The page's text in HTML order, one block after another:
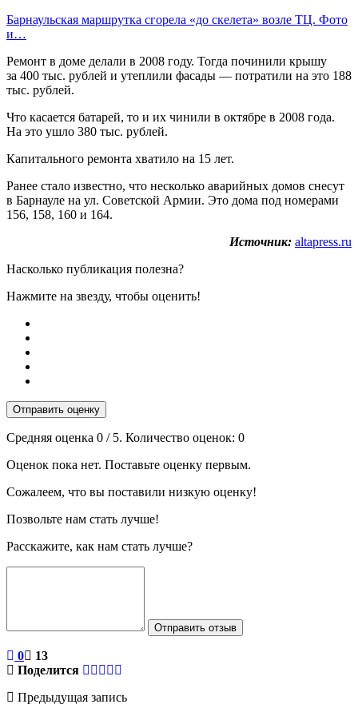
Барнаульская маршрутка сгорела «до скелета» возле ТЦ. Фото
и…
Ремонт в доме делали в 2008 году. Тогда починили крышу
за 400 тыс. рублей и утеплили фасады — потратили на это 188
тыс. рублей.
Что касается батарей, то и их чинили в октябре в 2008 года.
На это ушло 380 тыс. рублей.
Капитального ремонта хватило на 15 лет.
Ранее стало известно, что несколько аварийных домов снесут
в Барнауле на ул. Советской Армии. Это дома под номерами
156, 158, 160 и 164.
Источник: altapress.ru
Насколько публикация полезна?
Нажмите на звезду, чтобы оценить!
Отправить оценку
Средняя оценка 0 / 5. Количество оценок: 0
Оценок пока нет. Поставьте оценку первым.
Сожалеем, что вы поставили низкую оценку!
Позвольте нам стать лучше!
Расскажите, как нам стать лучше?
Отправить отзыв
0
13
Поделится
Предыдущая запись